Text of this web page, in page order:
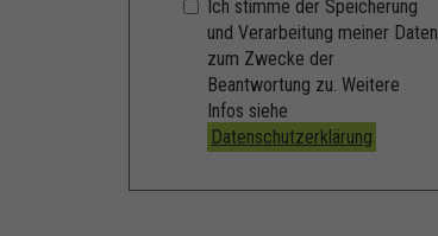
Ich stimme der Speicherung
und Verarbeitung meiner Daten
zum Zwecke der
Beantwortung zu. Weitere
Infos siehe
Datenschutzerklärung